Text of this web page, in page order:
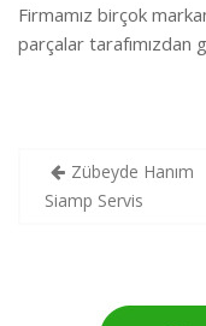
Firmamız birçok
parçalar tarafımızdan
Yazı
gezinmesi
Zübeyde Hanım
Siamp Servis